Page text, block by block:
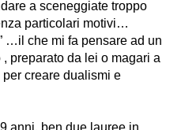
a sceneggiate troppo
particolari motivi…
…il che mi fa pensare ad un
preparato da lei o magari a
creare dualismi e
anni, ben due lauree in